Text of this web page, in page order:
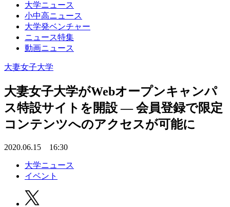
大学ニュース
小中高ニュース
大学発ベンチャー
ニュース特集
動画ニュース
大妻女子大学
大妻女子大学がWebオープンキャンパ
ス特設サイトを開設 — 会員登録で限定
コンテンツへのアクセスが可能に
2020.06.15 16:30
大学ニュース
イベント